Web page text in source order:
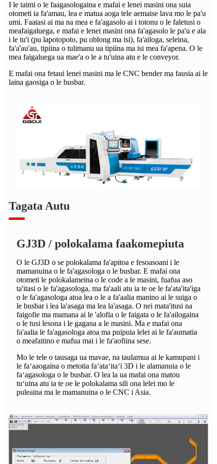
I le taimi o le faagasologaina e mafai e lenei masini ona suia
otometi ia fa'amau, lea e matua aoga tele aemaise lava mo le pa'u
umi. Faatasi ai ma na mea e fa'agasolo ai i totonu o le faletusi o
meafaigaluega, e mafai e lenei masini ona fa'agasolo le pa'u e ala
i le tu'i (pu lapotopoto, pu oblong ma isi), fa'ailoga, seleina,
fa'a'au'au, tipiina o tulimanu ua tipiina ma isi mea fa'apena. O le
mea faigaluega ua mae'a o le a tu'uina atu e le conveyor.
E mafai ona fetaui lenei masini ma le CNC bender ma fausia ai le
laina gaosiga o le busbar.
Tagata Autu
GJ3D / polokalama faakomepiuta
O le GJ3D o se polokalama fa'apitoa e fesoasoani i le
mamanuina o le fa'agasologa o le busbar. E mafai ona
otometi le polokalameina o le code a le masini, fuafua aso
ta'itasi o le fa'agasologa, ma fa'aali atu ia te oe le fa'ata'ita'iga
o le fa'agasologa atoa lea o le a fa'aalia manino ai le suiga o
le busbar i lea la'asaga ma lea la'asaga. O nei mata'itusi na
faigofie ma mamana ai le 'alofia o le faigata o le fa'ailogaina
o le tusi lesona i le gagana a le masini. Ma e mafai ona
fa'aalia le fa'agasologa atoa ma puipuia lelei ai le fa'aumatia
o meafaitino e mafua mai i le fa'aofiina sese.
Mo le tele o tausaga ua mavae, na taulamua ai le kamupani i
le faʻaaogaina o metotia faʻataʻitaʻi 3D i le alamanuia o le
faʻagasologa o le busbar. O lea la ua mafai ona matou
tuʻuina atu ia te oe le polokalama sili ona lelei mo le
puleaina ma le mamanuina o le CNC i Asia.